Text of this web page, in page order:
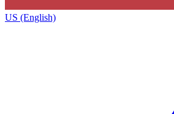
US (English)